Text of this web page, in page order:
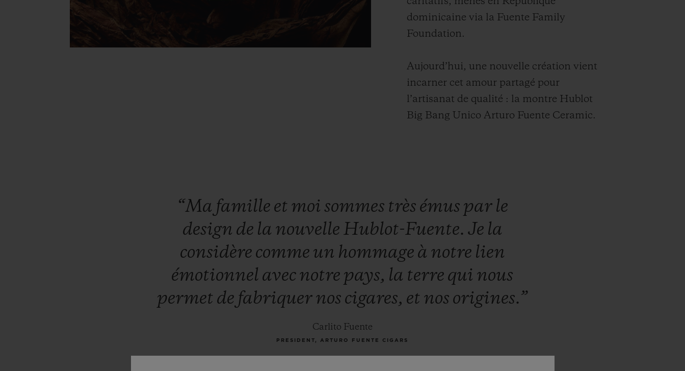
dominicaine via la Fuente Family
Foundation.
Aujourd’hui, une nouvelle création vient
incarner cet amour partagé pour
l’artisanat de qualité : la montre Hublot
Big Bang Unico Arturo Fuente Ceramic.
“Ma famille et moi sommes très émus par le
design de la nouvelle Hublot-Fuente. Je la
considère comme un hommage à notre lien
émotionnel avec notre pays, la terre qui nous
permet de fabriquer nos cigares, et nos origines.”
Carlito Fuente
PRESIDENT, ARTURO FUENTE CIGARS